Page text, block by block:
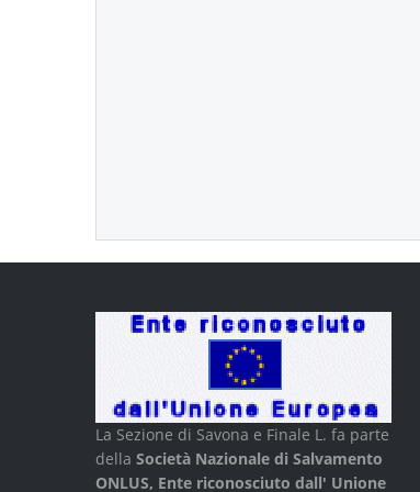
La Sezione di Savona e Finale L. fa parte
della Società Nazionale di Salvamento
ONLUS, Ente riconosciuto dall' Unione